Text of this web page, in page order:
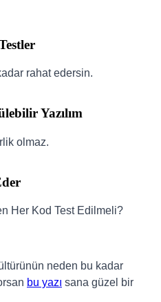
rahat edersin.
Yazılım
olmaz.
Her Kod Test Edilmeli?
neden bu kadar
bu yazı sana güzel bir